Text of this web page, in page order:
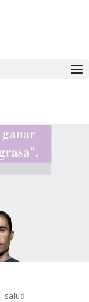
, salud